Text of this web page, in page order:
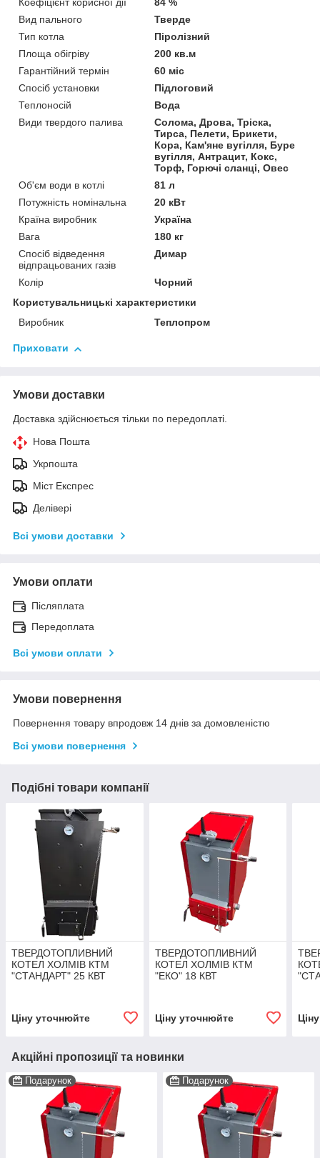
Коефіцієнт корисної дії
84 %
Вид пального
Тверде
Тип котла
Піролізний
Площа обігріву
200 кв.м
Гарантійний термін
60 міс
Спосіб установки
Підлоговий
Теплоносій
Вода
Види твердого палива
Солома, Дрова, Тріска,
Тирса, Пелети, Брикети,
Кора, Кам'яне вугілля, Буре
вугілля, Антрацит, Кокс,
Торф, Горючі сланці, Овес
Об'єм води в котлі
81 л
Потужність номінальна
20 кВт
Країна виробник
Україна
Вага
180 кг
Спосіб відведення
відпрацьованих газів
Димар
Колір
Чорний
Користувальницькі характеристики
Виробник
Теплопром
Приховати
Умови доставки
Доставка здійснюється тільки по передоплаті.
Нова Пошта
Укрпошта
Міст Експрес
Делівері
Всі умови доставки
Умови оплати
Післяплата
Передоплата
Всі умови оплати
Умови повернення
Повернення товару впродовж 14 днів за домовленістю
Всі умови повернення
Подібні товари компанії
ТВЕРДОТОПЛИВНИЙ
КОТЕЛ ХОЛМІВ КТМ
"СТАНДАРТ" 25 КВТ
Ціну уточнюйте
ТВЕРДОТОПЛИВНИЙ
КОТЕЛ ХОЛМІВ КТМ
"ЕКО" 18 КВТ
Ціну уточнюйте
Акційні пропозиції та новинки
Подарунок Подарунок